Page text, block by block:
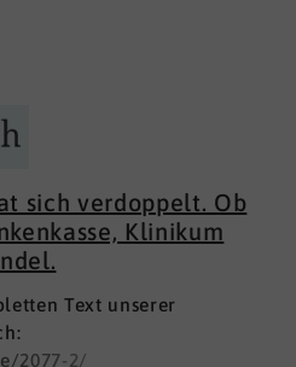
sich verdoppelt. Ob
Klinikum
Text unserer
2077-2/